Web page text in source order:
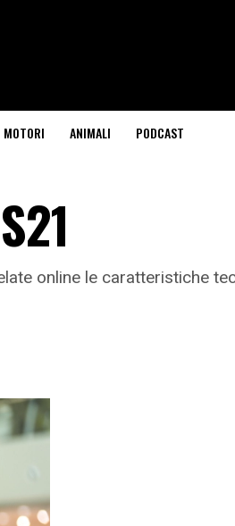
MOTORI ANIMALI PODCAST
online le caratteristiche